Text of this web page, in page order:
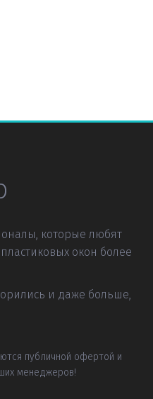
которые любят
окон более
и даже больше,
публичной офертой и
менеджеров!